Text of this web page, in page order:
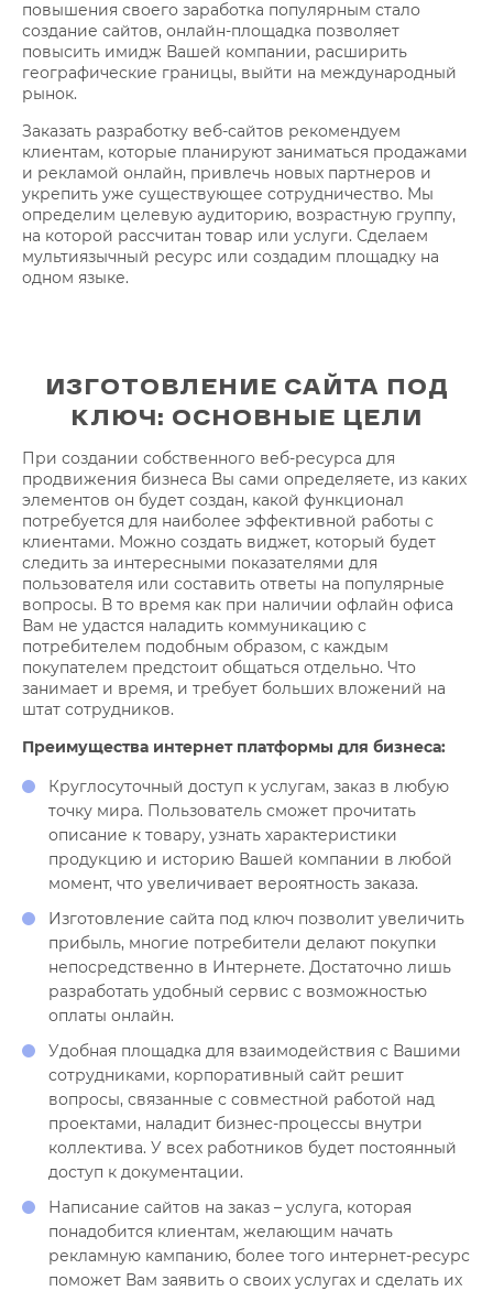
повышения своего заработка популярным стало
создание сайтов, онлайн-площадка позволяет
повысить имидж Вашей компании, расширить
географические границы, выйти на международный
рынок.
Заказать разработку веб-сайтов рекомендуем
клиентам, которые планируют заниматься продажами
и рекламой онлайн, привлечь новых партнеров и
укрепить уже существующее сотрудничество. Мы
определим целевую аудиторию, возрастную группу,
на которой рассчитан товар или услуги. Сделаем
мультиязычный ресурс или создадим площадку на
одном языке.
ИЗГОТОВЛЕНИЕ САЙТА ПОД
КЛЮЧ: ОСНОВНЫЕ ЦЕЛИ
При создании собственного веб-ресурса для
продвижения бизнеса Вы сами определяете, из каких
элементов он будет создан, какой функционал
потребуется для наиболее эффективной работы с
клиентами. Можно создать виджет, который будет
следить за интересными показателями для
пользователя или составить ответы на популярные
вопросы. В то время как при наличии офлайн офиса
Вам не удастся наладить коммуникацию с
потребителем подобным образом, с каждым
покупателем предстоит общаться отдельно. Что
занимает и время, и требует больших вложений на
штат сотрудников.
Преимущества интернет платформы для бизнеса:
Круглосуточный доступ к услугам, заказ в любую
точку мира. Пользователь сможет прочитать
описание к товару, узнать характеристики
продукцию и историю Вашей компании в любой
момент, что увеличивает вероятность заказа.
Изготовление сайта под ключ позволит увеличить
прибыль, многие потребители делают покупки
непосредственно в Интернете. Достаточно лишь
разработать удобный сервис с возможностью
оплаты онлайн.
Удобная площадка для взаимодействия с Вашими
сотрудниками, корпоративный сайт решит
вопросы, связанные с совместной работой над
проектами, наладит бизнес-процессы внутри
коллектива. У всех работников будет постоянный
доступ к документации.
Написание сайтов на заказ – услуга, которая
понадобится клиентам, желающим начать
рекламную кампанию, более того интернет-ресурс
поможет Вам заявить о своих услугах и сделать их